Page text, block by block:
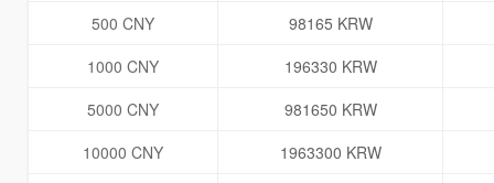
500 CNY
98165 KRW
1000 CNY
196330 KRW
5000 CNY
981650 KRW
10000 CNY
1963300 KRW